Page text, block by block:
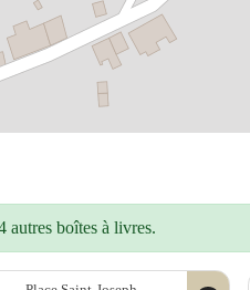
autres boîtes à livres.